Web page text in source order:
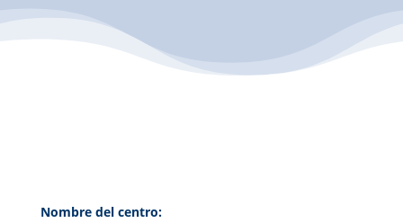
Nombre del centro: